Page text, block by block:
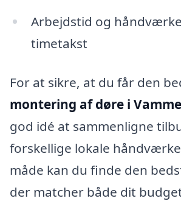
Arbejdstid og
timetakst
For at sikre, at du får den
montering af døre i
god idé at sammenligne
forskellige lokale
måde kan du finde den
der matcher både dit